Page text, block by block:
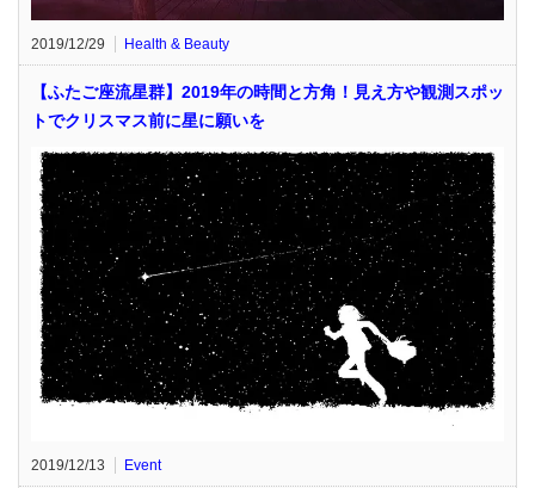
2019/12/29 Health & Beauty
【ふたご座流星群】2019年の時間と方角！見え方や観測スポッ
トでクリスマス前に星に願いを
2019/12/13 Event